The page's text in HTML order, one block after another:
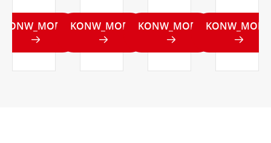
KONW_MORE

KONW_MORE

KONW_MORE

KONW_MORE
